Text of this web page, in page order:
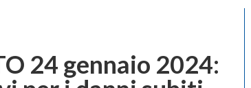
24 gennaio 2024: